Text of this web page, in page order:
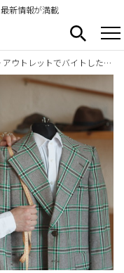
新情報が満載
アウトレットでバイトしたい方必見！おすすめバイト求人サイト5選